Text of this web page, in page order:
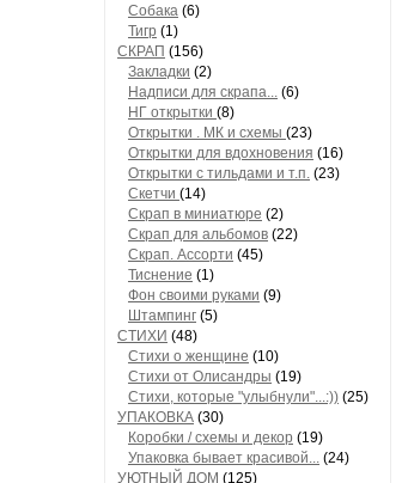
Собака (6)
Тигр (1)
СКРАП (156)
Закладки (2)
Надписи для скрапа... (6)
НГ открытки (8)
Открытки . МК и схемы (23)
Открытки для вдохновения (16)
Открытки с тильдами и т.п. (23)
Скетчи (14)
Скрап в миниатюре (2)
Скрап для альбомов (22)
Скрап. Ассорти (45)
Тиснение (1)
Фон своими руками (9)
Штампинг (5)
СТИХИ (48)
Стихи о женщине (10)
Стихи от Олисандры (19)
Стихи, которые "улыбнули"...:)) (25)
УПАКОВКА (30)
Коробки / схемы и декор (19)
Упаковка бывает красивой... (24)
УЮТНЫЙ ДОМ (125)